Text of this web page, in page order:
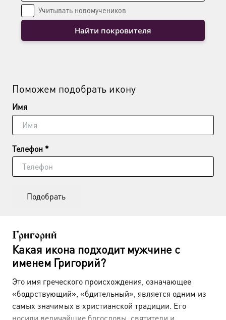
Учитывать новомучеников
Найти покровителя
Поможем подобрать икону
Имя
Телефон *
Подобрать
Григорий
Какая икона подходит мужчине с
именем Григорий?
Это имя греческого происхождения, означающее
«бодрствующий», «бдительный», является одним из
самых значимых в христианской традиции. Его
носили величайшие богословы, святители и